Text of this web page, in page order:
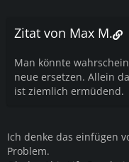
Zitat von Max M.
Man könnte
neue ersetzen. Allein
ist ziemlich ermüdend.
Ich denke das einfügen
Problem.